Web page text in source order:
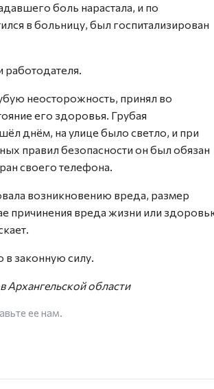
боль нарастала, и по
в больницу, был госпитализирован
работодателя.
неосторожность, принял во
его здоровья. Грубая
днём, на улице было светло, и при
правил безопасности он был обязан
своего телефона.
возникновению вреда, размер
причинения вреда жизни или
законную силу.
области
ее нам.